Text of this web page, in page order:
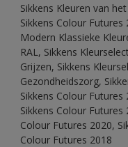
Sikkens Kleuren van
Sikkens Colour Futures
Modern Klassieke
RAL, Sikkens
Grijzen, Sikkens
Gezondheidszorg,
Sikkens Colour
Sikkens Colour
Colour Futures 2020,
Colour Futures 2018